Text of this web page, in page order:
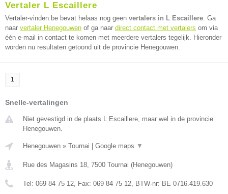
Vertaler L Escaillere
Vertaler-vinden.be bevat helaas nog geen vertalers in L Escaillere. Ga
naar vertaler Henegouwen of ga naar direct contact met vertalers om via
één e-mail in contact te komen met meerdere vertalers tegelijk. Hieronder
worden nu resultaten getoond uit de provincie Henegouwen.
1
Snelle-vertalingen
Niet gevestigd in de plaats L Escaillere, maar wel in de provincie
Henegouwen.
Henegouwen » Tournai Google maps ▼
Rue des Magasins 18, 7500 Tournai (Henegouwen)
Tel: 069 84 75 12, Fax: 069 84 75 12, BTW-nr: BE 0716.419.630